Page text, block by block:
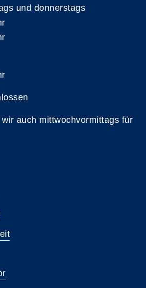
und donnerstags
auch mittwochvormittags für